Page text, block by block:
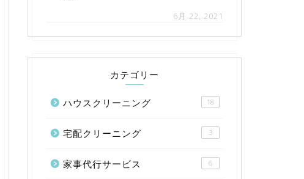
6月 22, 2021
カテゴリー
ハウスクリーニング 18
宅配クリーニング 3
家事代行サービス 6